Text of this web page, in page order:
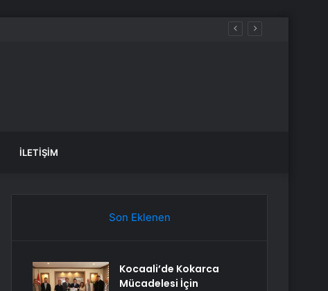
İLETIŞIM
Son Eklenen
Kocaali’de Kokarca
Mücadelesi İçin